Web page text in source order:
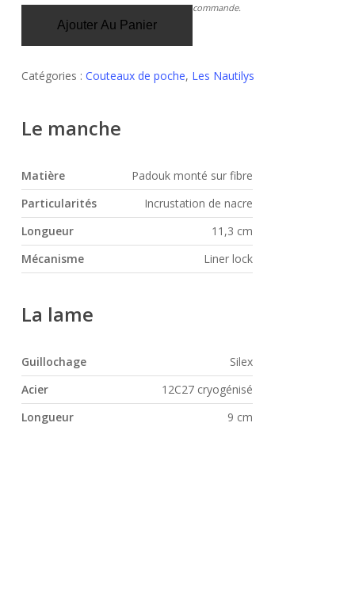
commande.
Ajouter Au Panier
Catégories : Couteaux de poche, Les Nautilys
Le manche
Matière
Padouk monté sur fibre
Particularités
Incrustation de nacre
Longueur
11,3 cm
Mécanisme
Liner lock
La lame
Guillochage
Silex
Acier
12C27 cryogénisé
Longueur
9 cm